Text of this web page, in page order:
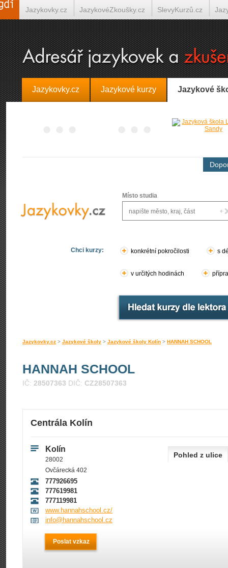
Jazykovky.cz Jazykové kurzy Jazykové
Místo studia
Chci kurzy: konkrétní pokročilosti s
v určitých hodinách
Jazykovky.cz > Jazykové školy > Jazykové školy Kolín > HANNAH SCHOOL
HANNAH SCHOOL
IČ: 28507363 DIČ: CZ28507363
Centrála Kolín
Kolín
28002
Ovčárecká 402
777926695
777619981
777119981
www.hannahschool.cz/
info@hannahschool.cz
Poslat vzkaz
Pohled z ulice
Jazykovky.cz JazykovéZkoušky.cz SlevyKurzů.cz
Španělština on-line Italština on-line Tlumočení-